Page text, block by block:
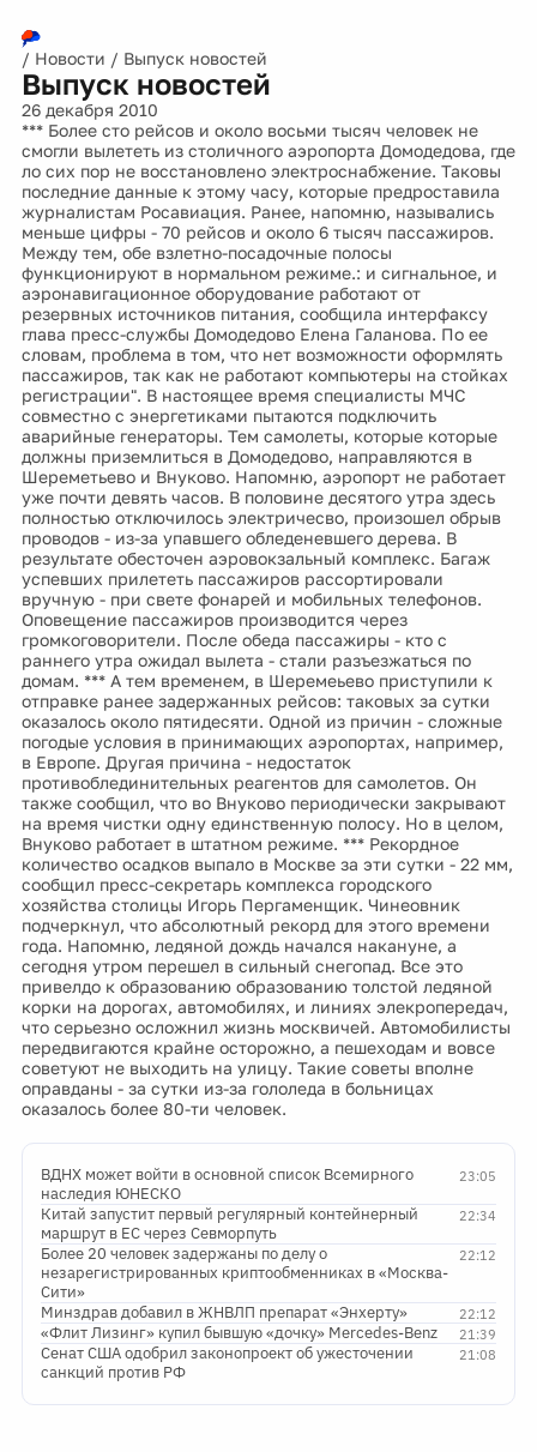
/ Новости / Выпуск новостей
Выпуск новостей
26 декабря 2010
*** Более сто рейсов и около восьми тысяч человек не
смогли вылететь из столичного аэропорта Домодедова, где
ло сих пор не восстановлено электроснабжение. Таковы
последние данные к этому часу, которые предроставила
журналистам Росавиация. Ранее, напомню, назывались
меньше цифры - 70 рейсов и около 6 тысяч пассажиров.
Между тем, обе взлетно-посадочные полосы
функционируют в нормальном режиме.: и сигнальное, и
аэронавигационное оборудование работают от
резервных источников питания, сообщила интерфаксу
глава пресс-службы Домодедово Елена Галанова. По ее
словам, проблема в том, что нет возможности оформлять
пассажиров, так как не работают компьютеры на стойках
регистрации". В настоящее время специалисты МЧС
совместно с энергетиками пытаются подключить
аварийные генераторы. Тем самолеты, которые которые
должны приземлиться в Домодедово, направляются в
Шереметьево и Внуково. Напомню, аэропорт не работает
уже почти девять часов. В половине десятого утра здесь
полностью отключилось электричесво, произошел обрыв
проводов - из-за упавшего обледеневшего дерева. В
результате обесточен аэровокзальный комплекс. Багаж
успевших прилететь пассажиров рассортировали
вручную - при свете фонарей и мобильных телефонов.
Оповещение пассажиров производится через
громкоговорители. После обеда пассажиры - кто с
раннего утра ожидал вылета - стали разъезжаться по
домам. *** А тем временем, в Шеремеьево приступили к
отправке ранее задержанных рейсов: таковых за сутки
оказалось около пятидесяти. Одной из причин - сложные
погодые условия в принимающих аэропортах, например,
в Европе. Другая причина - недостаток
противоблединительных реагентов для самолетов. Он
также сообщил, что во Внуково периодически закрывают
на время чистки одну единственную полосу. Но в целом,
Внуково работает в штатном режиме. *** Рекордное
количество осадков выпало в Москве за эти сутки - 22 мм,
сообщил пресс-секретарь комплекса городского
хозяйства столицы Игорь Пергаменщик. Чинеовник
подчеркнул, что абсолютный рекорд для этого времени
года. Напомню, ледяной дождь начался накануне, а
сегодня утром перешел в сильный снегопад. Все это
привелдо к образованию образованию толстой ледяной
корки на дорогах, автомобилях, и линиях элекропередач,
что серьезно осложнил жизнь москвичей. Автомобилисты
передвигаются крайне осторожно, а пешеходам и вовсе
советуют не выходить на улицу. Такие советы вполне
оправданы - за сутки из-за гололеда в больницах
оказалось более 80-ти человек.
23:05
ВДНХ может войти в основной список Всемирного
наследия ЮНЕСКО
22:34
Китай запустит первый регулярный контейнерный
маршрут в ЕС через Севморпуть
22:12
Более 20 человек задержаны по делу о
незарегистрированных криптообменниках в «Москва-
Сити»
22:12
Минздрав добавил в ЖНВЛП препарат «Энхерту»
21:39
«Флит Лизинг» купил бывшую «дочку» Mercedes-Benz
21:08
Сенат США одобрил законопроект об ужесточении
санкций против РФ